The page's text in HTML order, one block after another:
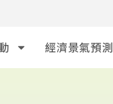
經濟景氣預測